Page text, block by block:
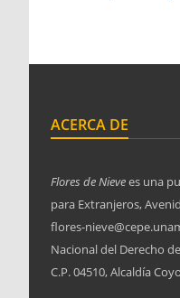
ACERCA DE
Flores de Nievees una
para Extranjeros,
flores-
Nacional del Derecho
C.P. 04510, Alcaldía